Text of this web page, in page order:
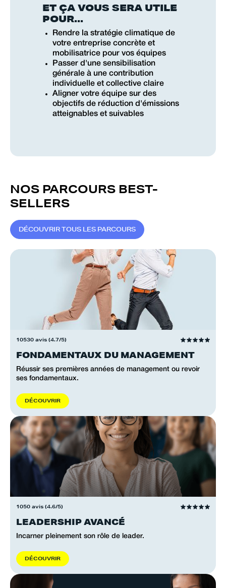
ET ÇA VOUS SERA UTILE
POUR...
Rendre la stratégie climatique de
votre entreprise concrète et
mobilisatrice pour vos équipes
Passer d'une sensibilisation
générale à une contribution
individuelle et collective claire
Aligner votre équipe sur des
objectifs de réduction d'émissions
atteignables et suivables
10530 avis (4.7/5)
FONDAMENTAUX DU MANAGEMENT
Réussir ses premières années de management ou revoir
ses fondamentaux.
DÉCOUVRIR
1050 avis (4.6/5)
LEADERSHIP AVANCÉ
Incarner pleinement son rôle de leader.
DÉCOUVRIR
NOS PARCOURS BEST-
SELLERS
DÉCOUVRIRTOUS LES PARCOURS